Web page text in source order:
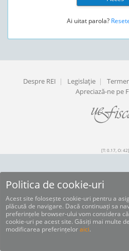
Ai uitat parola?
Despre REI | Legislaţie |
Apreciază-ne pe
[T: 0.17, O: 42]
Politica de cookie-uri
Acest site folosește cookie-uri pentru a
plăcută de navigare. Dacă continuați sa
preferințele browser-ului vom considera
cookie-uri pe acest site. Găsiți mai multe
modificarea preferințeloraici.